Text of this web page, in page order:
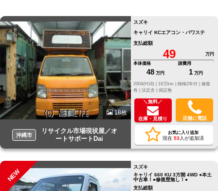
18枚
沖縄市
リサイクル市場現状屋／オ
ートサポートDai
スズキ
キャリイ KCエアコン・パワステ
支払総額
49
万円
本体価格
48 万円
諸費用
1 万円
修復
有 | 法定含 | 保証無
＼無料／
在庫・見積り 店舗に電話
お気に入り追加
現在 53人が追加済
NEW
スズキ
キャリイ 660 KU 3方開 4WD ●本土
中古車！●修復歴無し！●
支払総額